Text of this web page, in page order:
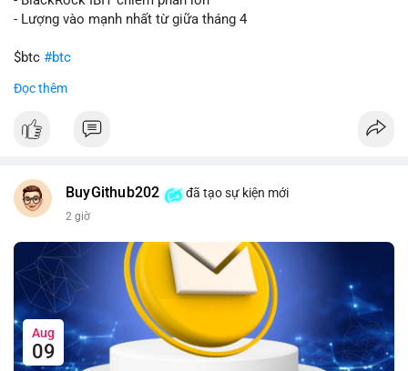
- Lượng vào mạnh nhất từ giữa tháng 4
$btc #btc
#vlikevn
📰 Nguồn: CoinDesk
Đọc thêm
BuyGithub202 đã tạo sự kiện mới
2 giờ
Aug
09